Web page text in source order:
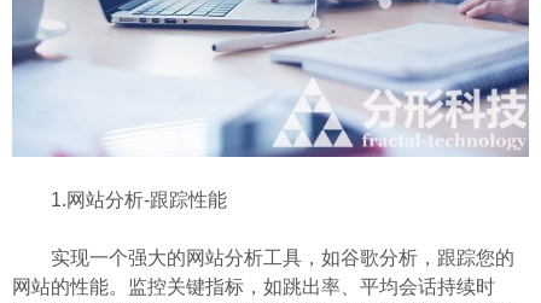
1.网站分析-跟踪性能
实现一个强大的网站分析工具，如谷歌分析，跟踪您的
网站的性能。监控关键指标，如跳出率、平均会话持续时